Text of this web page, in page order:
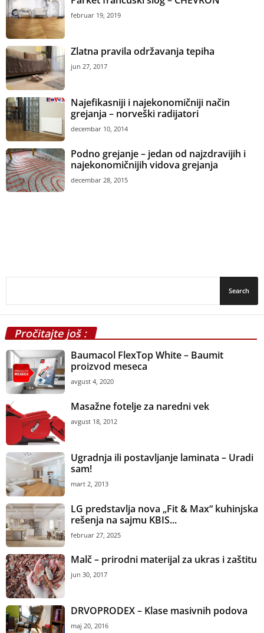
februar 19, 2019
Zlatna pravila održavanja tepiha
jun 27, 2017
Najefikasniji i najekonomičniji način
grejanja – norveški radijatori
decembar 10, 2014
Podno grejanje – jedan od najzdravijih i
najekonomičnijih vidova grejanja
decembar 28, 2015
Pročitajte još :
Baumacol FlexTop White – Baumit
proizvod meseca
avgust 4, 2020
Masažne fotelje za naredni vek
avgust 18, 2012
Ugradnja ili postavljanje laminata – Uradi
sam!
mart 2, 2013
LG predstavlja nova „Fit & Max“ kuhinjska
rešenja na sajmu KBIS...
februar 27, 2025
Malč – prirodni materijal za ukras i zaštitu
jun 30, 2017
DRVOPRODEX – Klase masivnih podova
maj 20, 2016